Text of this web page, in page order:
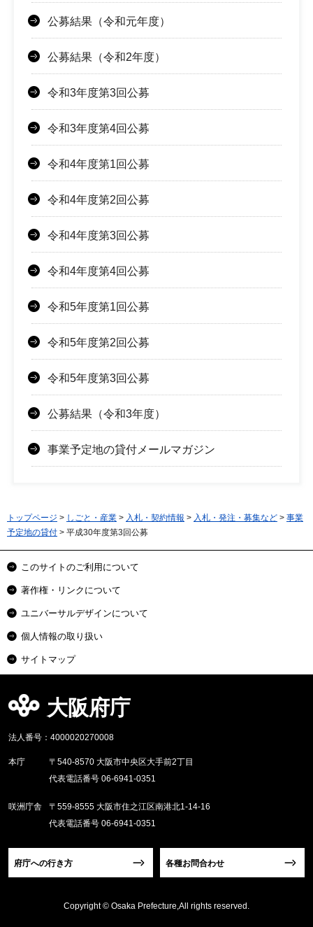
公募結果（令和元年度）
公募結果（令和2年度）
令和3年度第3回公募
令和3年度第4回公募
令和4年度第1回公募
令和4年度第2回公募
令和4年度第3回公募
令和4年度第4回公募
令和5年度第1回公募
令和5年度第2回公募
令和5年度第3回公募
公募結果（令和3年度）
事業予定地の貸付メールマガジン
トップページ > しごと・産業 > 入札・契約情報 > 入札・発注・募集など > 事業
予定地の貸付 > 平成30年度第3回公募
このサイトのご利用について
著作権・リンクについて
ユニバーサルデザインについて
個人情報の取り扱い
サイトマップ
大阪府庁
法人番号：4000020270008
本庁
〒540-8570 大阪市中央区大手前2丁目
代表電話番号 06-6941-0351
咲洲庁舎
〒559-8555 大阪市住之江区南港北1-14-16
代表電話番号 06-6941-0351
府庁への行き方 各種お問合わせ
Copyright © Osaka Prefecture,All rights reserved.